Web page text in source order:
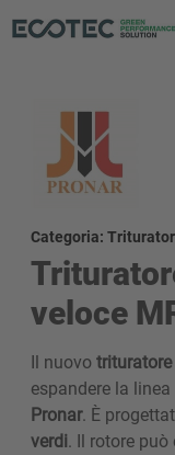
Categoria:
veloce
Il nuovo trituratore
espandere la
Pronar. È
verdi. Il rotore